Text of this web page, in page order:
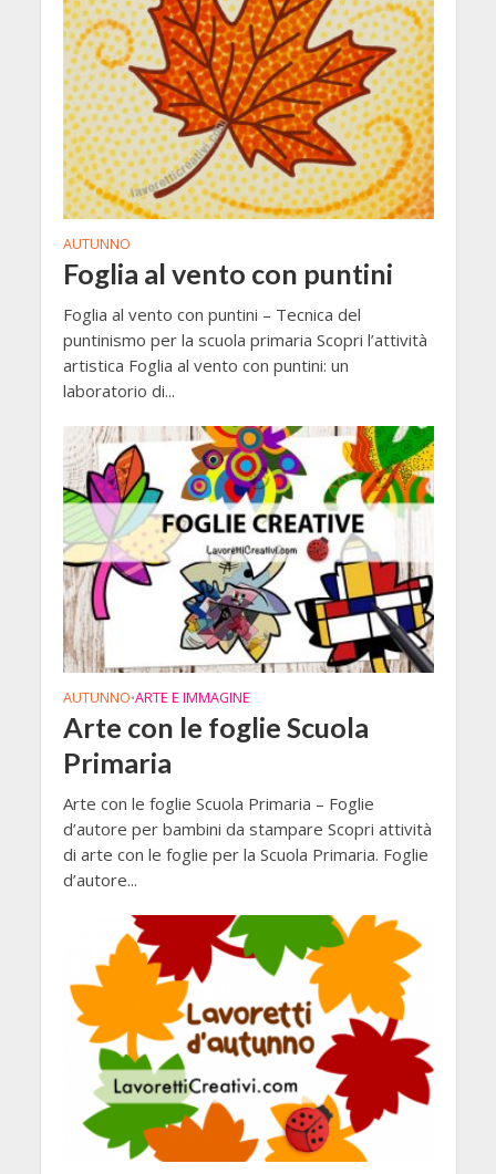
AUTUNNO
Foglia al vento con puntini
Foglia al vento con puntini – Tecnica del
puntinismo per la scuola primaria Scopri l’attività
artistica Foglia al vento con puntini: un
laboratorio di...
AUTUNNO•ARTE E IMMAGINE
Arte con le foglie Scuola
Primaria
Arte con le foglie Scuola Primaria – Foglie
d’autore per bambini da stampare Scopri attività
di arte con le foglie per la Scuola Primaria. Foglie
d’autore...